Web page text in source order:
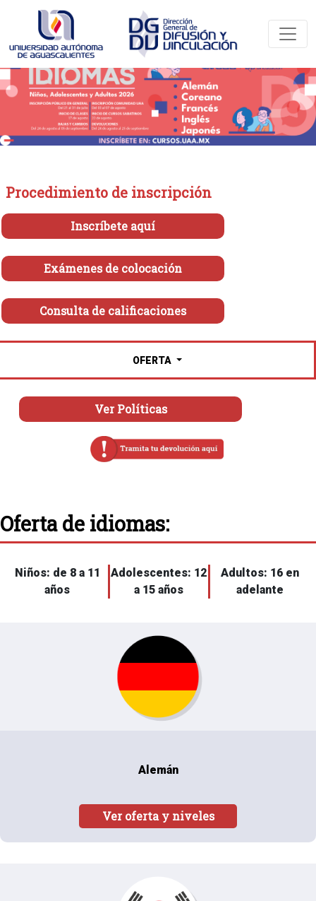
Procedimiento de inscripción
Inscríbete aquí
Exámenes de colocación
Consulta de calificaciones
OFERTA
Ver Políticas
Oferta de idiomas:
Niños: de 8 a 11
años
Adolescentes: 12
a 15 años
Adultos: 16 en
adelante
Alemán
Ver oferta y niveles